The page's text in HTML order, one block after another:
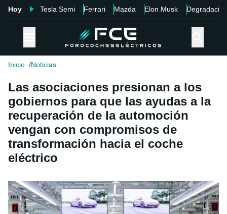
Hoy Tesla Semi Ferrari Mazda Elon Musk Degradación
Inicio Noticias
Las asociaciones presionan a los
gobiernos para que las ayudas a la
recuperación de la automoción
vengan con compromisos de
transformación hacia el coche
eléctrico